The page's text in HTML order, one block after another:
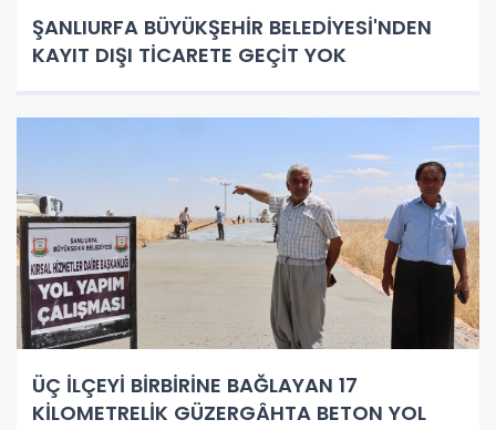
ŞANLIURFA BÜYÜKŞEHİR BELEDİYESİ'NDEN
KAYIT DIŞI TİCARETE GEÇİT YOK
ÜÇ İLÇEYİ BİRBİRİNE BAĞLAYAN 17
KİLOMETRELİK GÜZERGÂHTA BETON YOL